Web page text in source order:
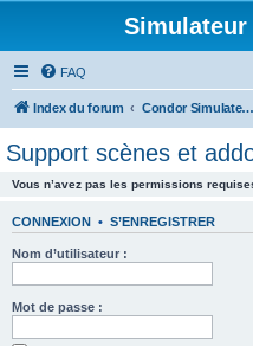
Simulateur
FAQ
Index du forum Condor Simulateur de Vol à Voile
Support scènes et
Vous n’avez pas les permissions
CONNEXION • S’ENREGISTRER
Nom d’utilisateur :
Mot de passe :